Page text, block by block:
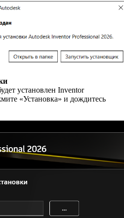
установлен Inventor
«Установка» и дождитесь